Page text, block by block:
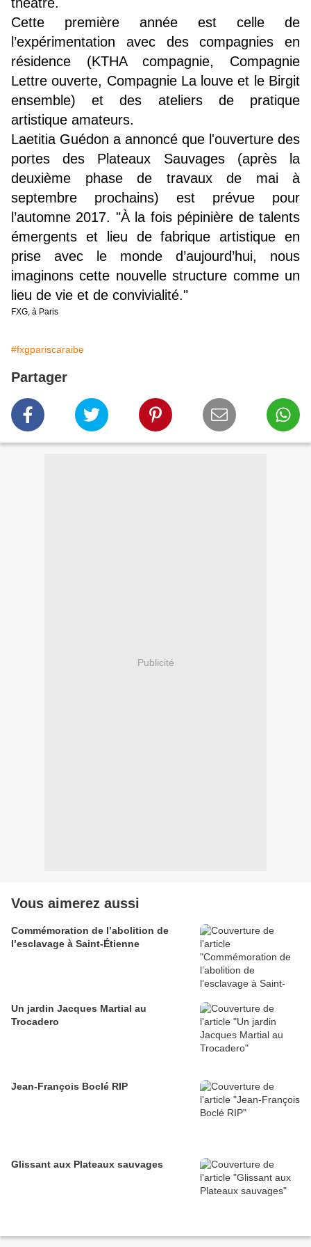
Cette première année est celle de
l’expérimentation avec des compagnies en
résidence (KTHA compagnie, Compagnie
Lettre ouverte, Compagnie La louve et le Birgit
ensemble) et des ateliers de pratique
artistique amateurs.
Laetitia Guédon a annoncé que l'ouverture des
portes des Plateaux Sauvages (après la
deuxième phase de travaux de mai à
septembre prochains) est prévue pour
l’automne 2017. "À la fois pépinière de talents
émergents et lieu de fabrique artistique en
prise avec le monde d’aujourd’hui, nous
imaginons cette nouvelle structure comme un
lieu de vie et de convivialité."
FXG, à Paris
#fxgpariscaraibe
Partager
Publicité
Vous aimerez aussi
Commémoration de l’abolition de
l’esclavage à Saint-Étienne
Un jardin Jacques Martial au
Trocadero
Jean-François Boclé RIP
Glissant aux Plateaux sauvages